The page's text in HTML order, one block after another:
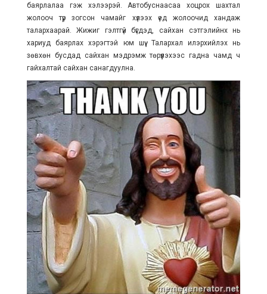
баярлалаа гэж хэлээрэй. Автобуснаасаа хоцрох шахтал
жолооч түр зогсон чамайг хүлээх үед жолоочид хандаж
талархаарай. Жижиг гэлтгүй бүгдэд, сайхан сэтгэлийнх нь
хариуд баярлах хэрэгтэй юм шүү. Талархал илэрхийлэх нь
зөвхөн бусдад сайхан мэдрэмж төрүүлэхээс гадна чамд ч
гайхалтай сайхан санагдуулна.